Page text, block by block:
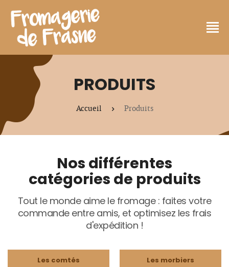
PRODUITS
Accueil Produits
Nos différentes
catégories de produits
Tout le monde aime le fromage : faites votre
commande entre amis, et optimisez les frais
d'expédition !
Les comtés Les morbiers